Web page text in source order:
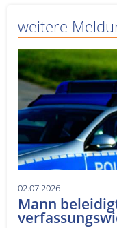
weitere
02.07.2026
Mann